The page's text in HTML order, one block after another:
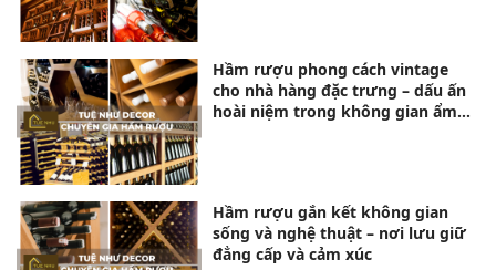
Hầm rượu phong cách vintage
cho nhà hàng đặc trưng – dấu ấn
hoài niệm trong không gian ẩm
Hầm rượu gắn kết không gian
sống và nghệ thuật – nơi lưu giữ
đẳng cấp và cảm xúc